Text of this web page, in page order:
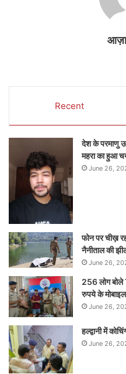
Recent
देश के परमाणु
महरा का हुआ
June 26,
फोन पर चीख़
नैनीताल की
June 26,
256 लोग
रुपये के मोबाइल
June 26,
हल्द्वानी में
June 26,